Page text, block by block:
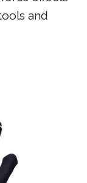
and